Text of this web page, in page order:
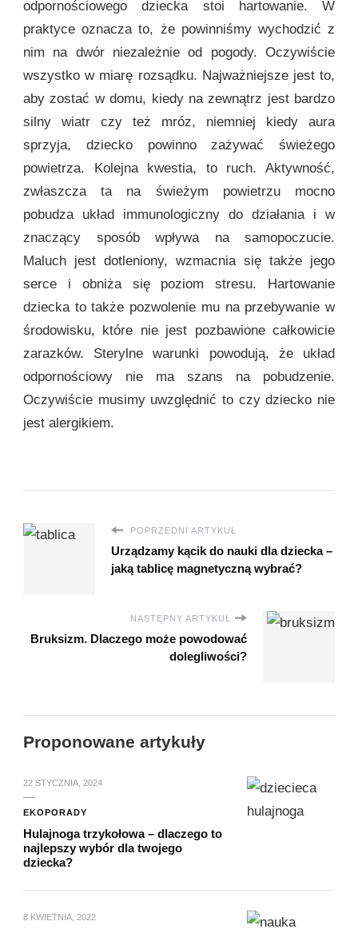
odpornościowego dziecka stoi hartowanie. W
praktyce oznacza to, że powinniśmy wychodzić z
nim na dwór niezależnie od pogody. Oczywiście
wszystko w miarę rozsądku. Najważniejsze jest to,
aby zostać w domu, kiedy na zewnątrz jest bardzo
silny wiatr czy też mróz, niemniej kiedy aura
sprzyja, dziecko powinno zażywać świeżego
powietrza. Kolejna kwestia, to ruch. Aktywność,
zwłaszcza ta na świeżym powietrzu mocno
pobudza układ immunologiczny do działania i w
znaczący sposób wpływa na samopoczucie.
Maluch jest dotleniony, wzmacnia się także jego
serce i obniża się poziom stresu. Hartowanie
dziecka to także pozwolenie mu na przebywanie w
środowisku, które nie jest pozbawione całkowicie
zarazków. Sterylne warunki powodują, że układ
odpornościowy nie ma szans na pobudzenie.
Oczywiście musimy uwzględnić to czy dziecko nie
jest alergikiem.
POPRZEDNI ARTYKUŁ
Urządzamy kącik do nauki dla dziecka –
jaką tablicę magnetyczną wybrać?
NASTĘPNY ARTYKUŁ
Bruksizm. Dlaczego może powodować
dolegliwości?
Proponowane artykuły
22 STYCZNIA, 2024
EKOPORADY
Hulajnoga trzykołowa – dlaczego to
najlepszy wybór dla twojego
dziecka?
8 KWIETNIA, 2022